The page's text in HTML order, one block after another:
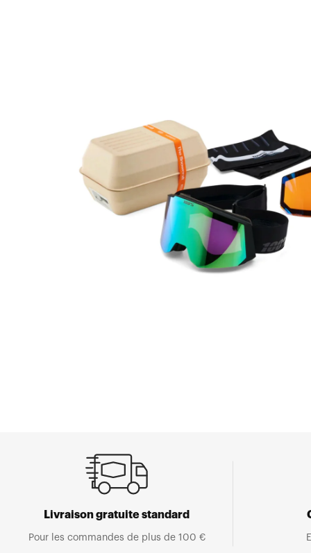
Livraison gratuite standard
Pour les commandes de plus de 100 €